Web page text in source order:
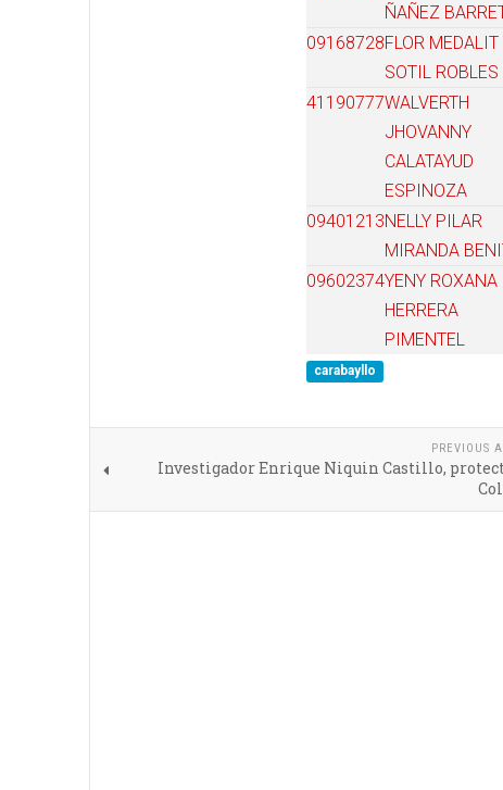
ÑAÑEZ
09168728FLOR MEDALIT
SOTIL ROBLES
41190777WALVERTH
JHOVANNY
CALATAYUD
ESPINOZA
09401213NELLY PILAR
MIRANDA
09602374YENY ROXANA
HERRERA
PIMENTEL
carabayllo
PREVIOUS
Investigador Enrique Niquin Castillo,